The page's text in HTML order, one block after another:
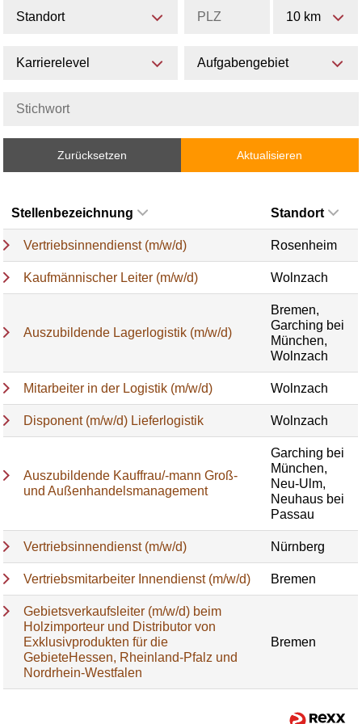
Standort 10 km
Karrierelevel Aufgabengebiet
Zurücksetzen Aktualisieren
Stellenbezeichnung Standort
Vertriebsinnendienst (m/w/d) Rosenheim
Kaufmännischer Leiter (m/w/d) Wolnzach
Auszubildende Lagerlogistik (m/w/d)
Bremen,
Garching bei
München,
Wolnzach
Mitarbeiter in der Logistik (m/w/d) Wolnzach
Disponent (m/w/d) Lieferlogistik Wolnzach
Auszubildende Kauffrau/-mann Groß-
und Außenhandelsmanagement
Garching bei
München,
Neu-Ulm,
Neuhaus bei
Passau
Vertriebsinnendienst (m/w/d) Nürnberg
Vertriebsmitarbeiter Innendienst (m/w/d) Bremen
Gebietsverkaufsleiter (m/w/d) beim
Holzimporteur und Distributor von
Exklusivprodukten für die
GebieteHessen, Rheinland-Pfalz und
Nordrhein-Westfalen
Bremen